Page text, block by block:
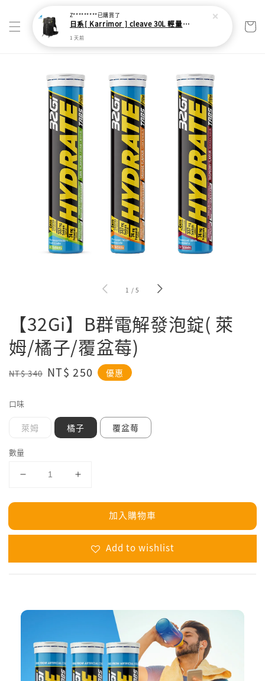
1 /5
【32Gi】B群電解發泡錠( 萊
姆/橘子/覆盆莓)
Regular
NT$ 340 Sale
NT$ 250 優惠
口味
萊姆 橘子 覆盆莓
數量
加入購物車
Add to wishlist
Z*********已購買了
日系[ Karrimor ] cleave 30L 輕量野跑健走包
1 天前